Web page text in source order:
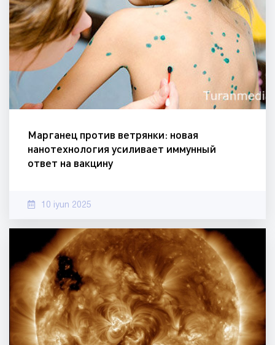
Марганец против ветрянки: новая
нанотехнология усиливает иммунный
ответ на вакцину
10 iyun 2025